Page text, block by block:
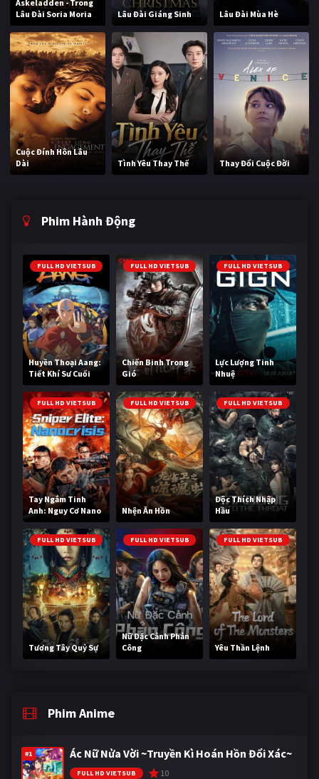
Askeladden - Trong
Lâu Đài Soria Moria
Lâu Đài Giáng Sinh Lâu Đài Mùa Hè
Cuộc Đính Hôn Lâu
Dài
Tình Yêu Thay Thế Thay Đổi Cuộc Đời
Phim Hành Động
FULL HD VIETSUB
Huyền Thoại Aang:
Tiết Khí Sư Cuối
Cùng
FULL HD VIETSUB
Chiến Binh Trong
Gió
FULL HD VIETSUB
Lực Lượng Tinh
Nhuệ
FULL HD VIETSUB
Tay Ngắm Tinh
Anh: Nguy Cơ Nano
FULL HD VIETSUB
Nhện Ăn Hồn
FULL HD VIETSUB
Độc Thích Nhập
Hầu
FULL HD VIETSUB
Tương Tây Quỷ Sự
FULL HD VIETSUB
Nữ Đặc Cảnh Phản
Công
FULL HD VIETSUB
Yêu Thần Lệnh
Phim Anime
#1 Ác Nữ Nửa Vời ~Truyền Kì Hoán Hồn Đổi Xác~
FULL HD VIETSUB 10